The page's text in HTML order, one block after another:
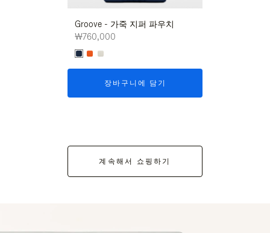
Groove - 가죽 지퍼 파우치
₩760,000
장바구니에 담기
계속해서 쇼핑하기